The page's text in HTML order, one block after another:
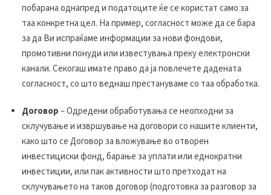
побарана однапред и податоците ќе се користат само за
таа конкретна цел. На пример, согласност може да се бара
за да Ви испраќаме информации за нови фондови,
промотивни понуди или известувања преку електронски
канали. Секогаш имате право да ја повлечете дадената
согласност, со што веднаш престануваме со таа обработка.
Договор– Одредени обработувања се неопходни за
склучување и извршување на договори со нашите клиенти,
како што се Договор за вложување во отворен
инвестициски фонд, барање за уплати или еднократни
инвестиции, или пак активности што претходат на
склучувањето на таков договор (подготовка за разговор за